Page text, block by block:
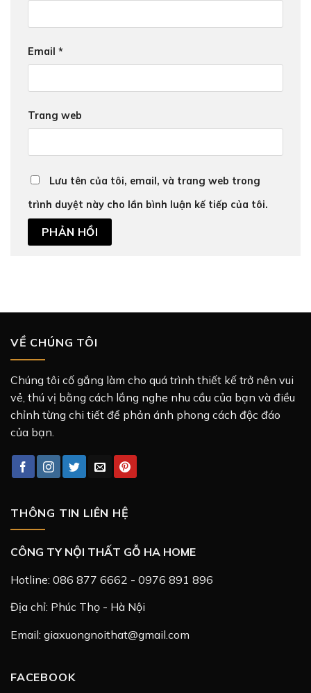
Email *
Trang web
Lưu tên của tôi, email, và trang web trong
trình duyệt này cho lần bình luận kế tiếp của tôi.
VỀ CHÚNG TÔI
Chúng tôi cố gắng làm cho quá trình thiết kế trở nên vui
vẻ, thú vị bằng cách lắng nghe nhu cầu của bạn và điều
chỉnh từng chi tiết để phản ánh phong cách độc đáo
của bạn.
THÔNG TIN LIÊN HỆ
CÔNG TY NỘI THẤT GỖ HA HOME
Hotline: 086 877 6662 - 0976 891 896
Địa chỉ: Phúc Thọ - Hà Nội
Email: giaxuongnoithat@gmail.com
FACEBOOK